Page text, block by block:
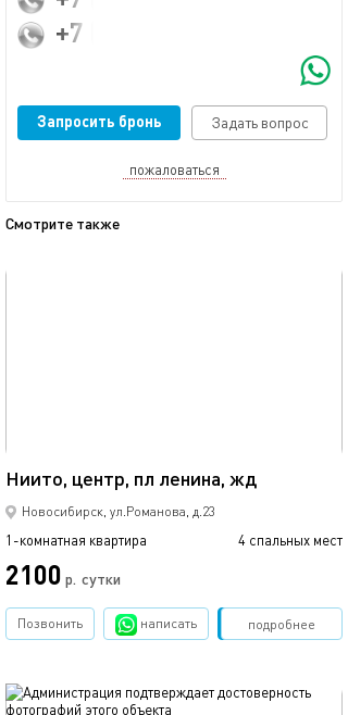
+7 (961) 225-20-12
Запросить бронь Задать вопрос
пожаловаться
Смотрите также
Ниито, центр, пл ленина, жд
Новосибирск, ул.Романова, д.23
1-комнатная квартира 4 спальных мест
2100 р. сутки
подробнее
Позвонить написать Забронировать
обновлено 11.12.2025